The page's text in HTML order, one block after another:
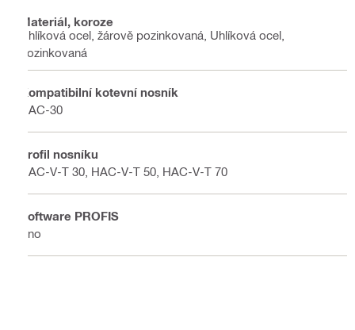
Materiál, koroze
Uhlíková ocel, žárově pozinkovaná, Uhlíková ocel,
pozinkovaná
Kompatibilní kotevní nosník
HAC-30
Profil nosníku
HAC-V-T 30, HAC-V-T 50, HAC-V-T 70
Software PROFIS
Ano